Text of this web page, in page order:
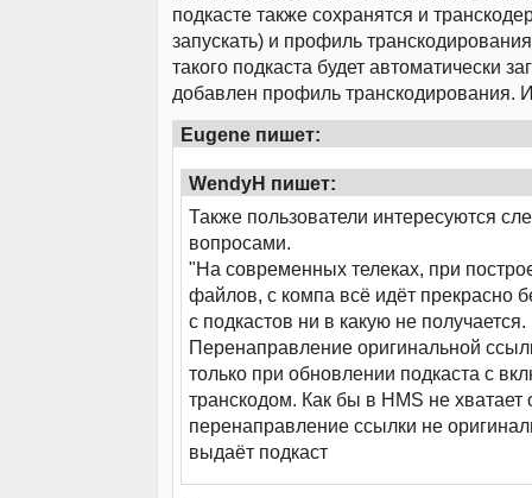
подкасте также сохранятся и
запускать) и профиль
такого подкаста будет автоматически
добавлен профиль транскодирования. И
Eugene пишет:
WendyH пишет:
Также пользователи интересуются
вопросами.
"На современных телеках, при
файлов, с компа всё идёт прекрасно
с подкастов ни в какую не получается.
Перенаправление оригинальной
только при обновлении подкаста с
транскодом. Как бы в HMS не хватает
перенаправление ссылки не
выдаёт подкаст